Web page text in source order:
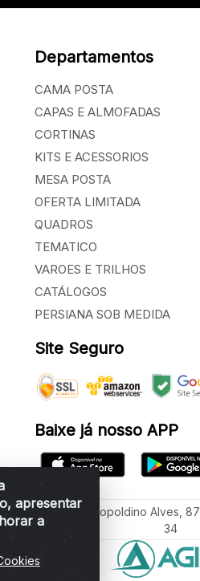
apresentar
a
Departamentos
CAMA POSTA
CAPAS E ALMOFADAS
CORTINAS
KITS E ACESSORIOS
MESA POSTA
OFERTA LIMITADA
QUADROS
TEMATICO
VAROES E TRILHOS
CATÁLOGOS
PERSIANA SOB MEDIDA
Site Seguro
Baixe já nosso APP
Sérgio Leopoldino Alves,
34